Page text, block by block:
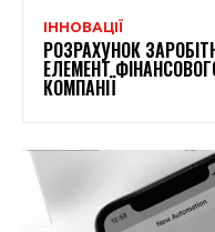
ІННОВАЦІЇ
РОЗРАХУНОК
ЕЛЕМЕНТ
КОМПАНІЇ